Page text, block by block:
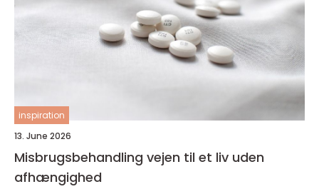
inspiration
13. June 2026
Misbrugsbehandling vejen til et liv uden
afhængighed